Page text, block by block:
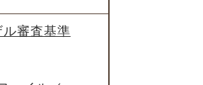
審査基準